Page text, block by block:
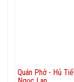
Quán Phở - Hủ